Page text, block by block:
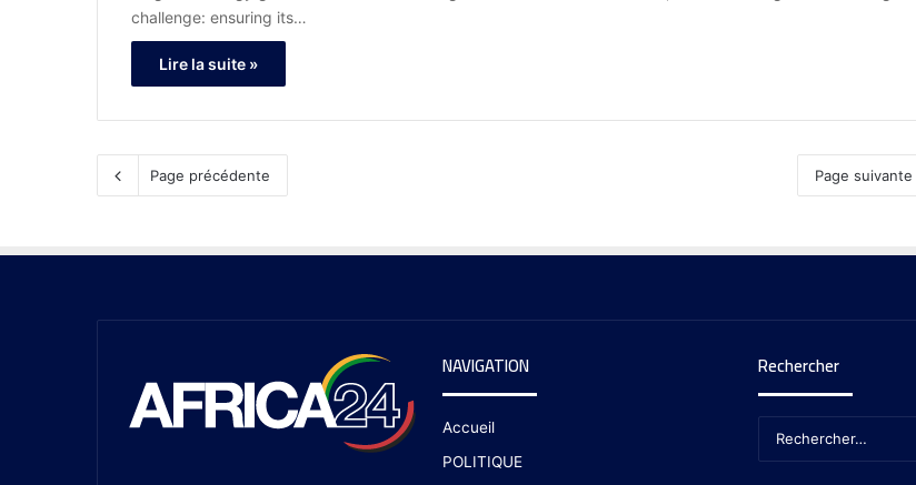
challenge: ensuring its…
Lire la suite »
Page précédente Page suivante
NAVIGATION
Accueil
POLITIQUE
Rechercher